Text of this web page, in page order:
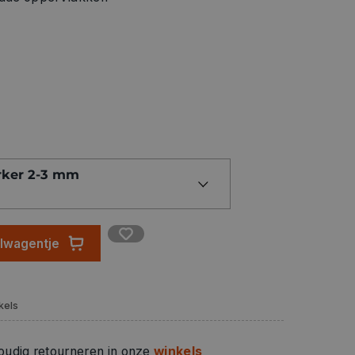
2-3 mm
retourneren in onzewinkels